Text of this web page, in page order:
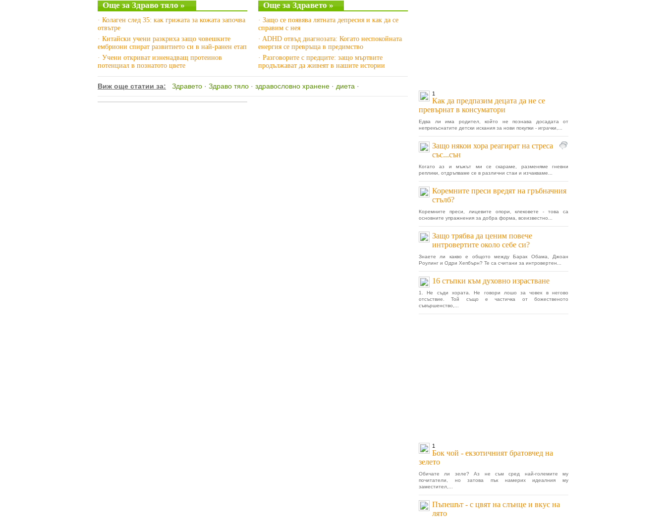
Още за Здраво тяло »
· Колаген след 35: как грижата за кожата започва
отвътре
· Китайски учени разкриха защо човешките
ембриони спират развитието си в най-ранен етап
· Учени откриват изненадващ протеинов
потенциал в познатото цвете
Още за Здравето »
· Защо се появява лятната депресия и как да се
справим с нея
· ADHD отвъд диагнозата: Когато неспокойната
енергия се превръща в предимство
· Разговорите с предците: защо мъртвите
продължават да живеят в нашите истории
Виж още статии за: Здравето · Здраво тяло · здравословно хранене · диета ·
1
Как да предпазим децата да не се
превърнат в консуматори
Едва ли има родител, който не познава досадата от
непрекъснатите детски искания за нови покупки - играчки,...
Защо някои хора реагират на стреса
със...сън
Когато аз и мъжът ми се скараме, разменяме гневни
реплики, отдръпваме се в различни стаи и изчакваме...
Коремните преси вредят на гръбначния
стълб?
Коремните преси, лицевите опори, клековете - това са
основните упражнения за добра форма, всеизвестно...
Защо трябва да ценим повече
интровертите около себе си?
Знаете ли какво е общото между Барак Обама, Джоан
Роулинг и Одри Хепбърн? Те са считани за интровертен...
16 стъпки към духовно израстване
1. Не съди хората. Не говори лошо за човек в негово
отсъствие. Той също е частичка от божественото
съвършенство,...
1
Бок чой - екзотичният братовчед на
зелето
Обичате ли зеле? Аз не съм сред най-големите му
почитатели, но затова пък намерих идеалния му
заместител,...
Пъпешът - с цвят на слънце и вкус на
лято